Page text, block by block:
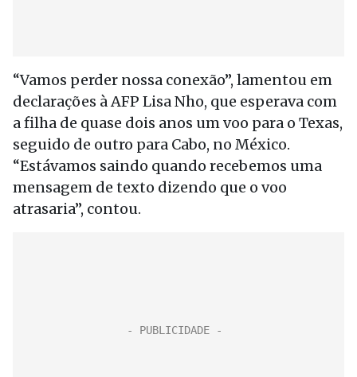
“Vamos perder nossa conexão”, lamentou em
declarações à AFP Lisa Nho, que esperava com
a filha de quase dois anos um voo para o Texas,
seguido de outro para Cabo, no México.
“Estávamos saindo quando recebemos uma
mensagem de texto dizendo que o voo
atrasaria”, contou.